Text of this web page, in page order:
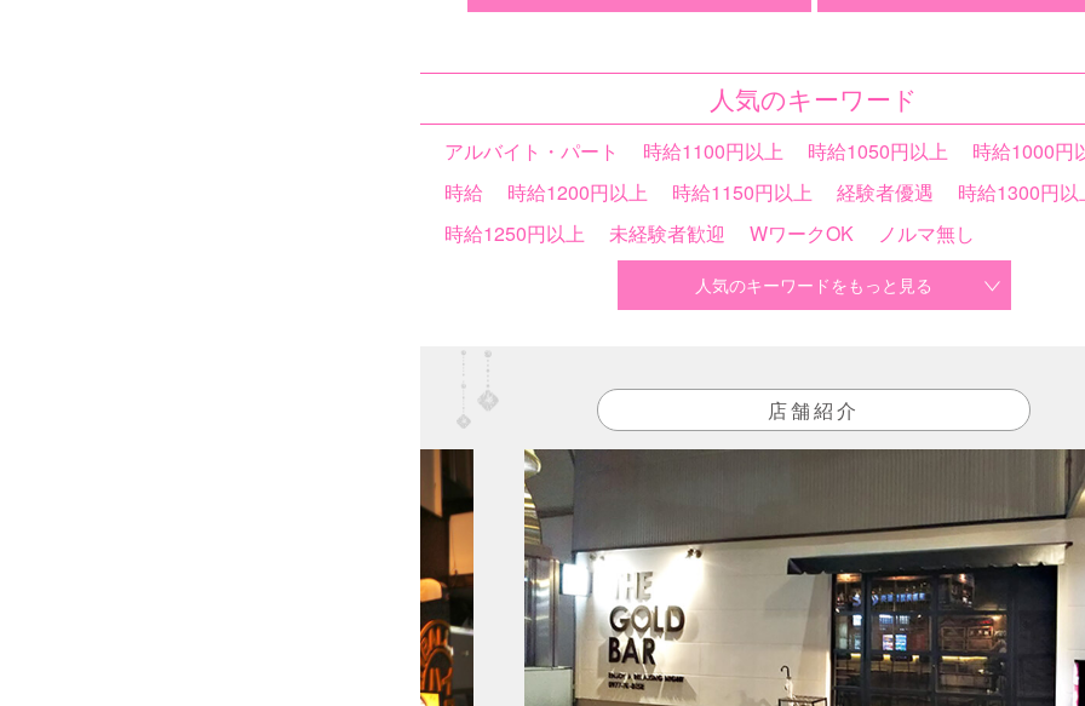
人気のキーワード
アルバイト・パート 時給1100円以上 時給1050円以上
時給1000円
時給
時給1200円以上 時給1150円以上 経験者優遇
時給1300円以
時給1250円以上
未経験者歓迎 WワークOK ノルマ無し
人気のキーワードをもっと見る
店舗紹介